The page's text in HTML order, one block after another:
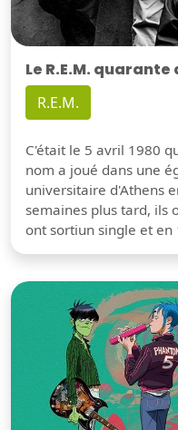
Le R.E.M.
R.E.M.
C'était le 5 avril 1980
nom a joué dans une
universitaire d'Athens
semaines plus tard, ils
ont sortiun single et